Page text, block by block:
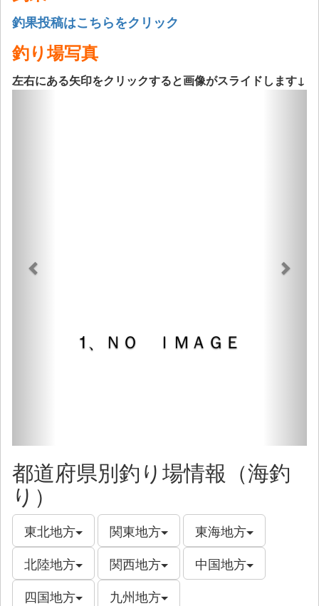
釣果投稿はこちらをクリック
釣り場写真
左右にある矢印をクリックすると画像がスライドします↓
1、ＮＯ ＩＭＡＧＥ
都道府県別釣り場情報（海釣
り）
東北地方 関東地方
東海地方
北陸地方
関西地方
中国地方
四国地方
九州地方